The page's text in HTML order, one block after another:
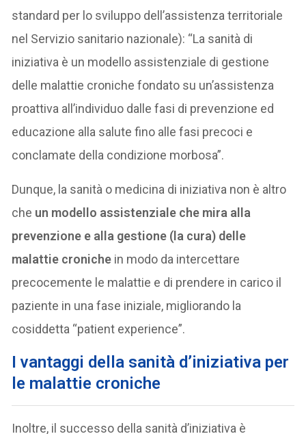
standard per lo sviluppo dell’assistenza territoriale
nel Servizio sanitario nazionale): “La sanità di
iniziativa è un modello assistenziale di gestione
delle malattie croniche fondato su un’assistenza
proattiva all’individuo dalle fasi di prevenzione ed
educazione alla salute fino alle fasi precoci e
conclamate della condizione morbosa”.
Dunque, la sanità o medicina di iniziativa non è altro
che un modello assistenziale che mira alla
prevenzione e alla gestione (la cura) delle
malattie croniche in modo da intercettare
precocemente le malattie e di prendere in carico il
paziente in una fase iniziale, migliorando la
cosiddetta “patient experience”.
I vantaggi della sanità d’iniziativa per
le malattie croniche
Inoltre, il successo della sanità d’iniziativa è